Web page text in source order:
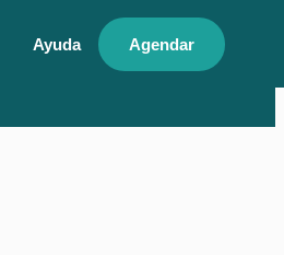
Ayuda Agendar